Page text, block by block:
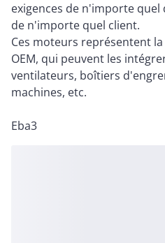
exigences de n'importe quel
de n'importe quel client.
Ces moteurs représentent
OEM, qui peuvent les
ventilateurs, boîtiers
machines, etc.
Eba3